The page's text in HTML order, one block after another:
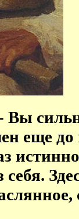
Вы
еще
себя.